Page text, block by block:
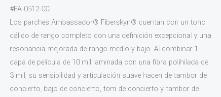
#FA-0512-00
Los parches Ambassador® Fiberskyn® cuentan con un tono
cálido de rango completo con una definición excepcional y una
resonancia mejorada de rango medio y bajo. Al combinar 1
capa de película de 10 mil laminada con una fibra polihilada de
3 mil, su sensibilidad y articulación suave hacen de tambor de
concierto, bajo de concierto, tom de concierto y tambor de